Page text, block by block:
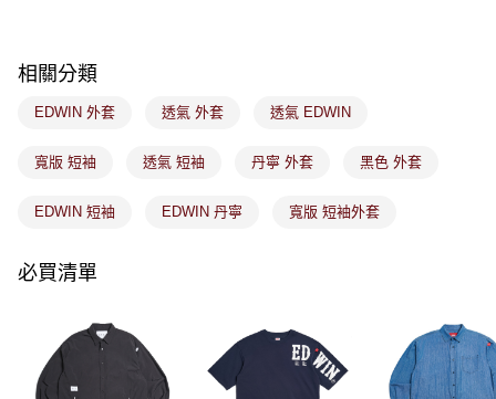
４．使用「AFTEE先享後付」時，將依據個別帳號之用戶狀況，依本公司即
請求用戶進行身份認證。
恩沛科技股份有限公司將有權停止該用戶之使用額度並採取法律行動。
免運費
付款後門市取貨
相關分類
EDWIN 外套 透氣 外套 透氣 EDWIN
寬版 短袖 透氣 短袖 丹寧 外套 黑色 外套
EDWIN 短袖 EDWIN 丹寧 寬版 短袖外套
必買清單